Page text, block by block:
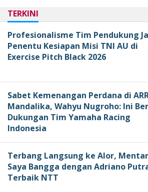
TERKINI
Profesionalisme Tim Pendukung
Penentu Kesiapan Misi TNI AU di
Exercise Pitch Black 2026
Sabet Kemenangan Perdana di
Mandalika, Wahyu Nugroho: Ini
Dukungan Tim Yamaha Racing
Indonesia
Terbang Langsung ke Alor,
Saya Bangga dengan Adriano
Terbaik NTT